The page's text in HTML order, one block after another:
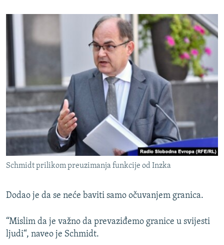
Schmidt prilikom preuzimanja funkcije od Inzka
Dodao je da se neće baviti samo očuvanjem granica.
“Mislim da je važno da prevaziđemo granice u svijesti
ljudi“, naveo je Schmidt.